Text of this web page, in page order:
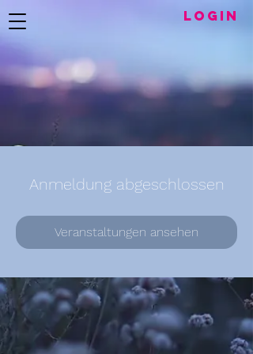
LogIN
Anmeldung abgeschlossen
Veranstaltungen ansehen